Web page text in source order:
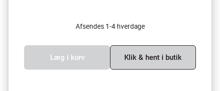
Afsendes 1-4 hverdage
Læg i kurv Klik & hent i butik